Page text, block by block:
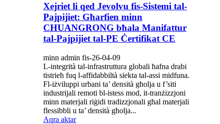
Xejriet li qed Jevolvu fis-Sistemi tal-
Pajpijiet: Għarfien minn
CHUANGRONG bħala Manifattur
tal-Pajpijiet tal-PE Ċertifikat CE
minn admin fis-26-04-09
L-integrità tal-infrastruttura globali ħafna drabi
tistrieħ fuq l-affidabbiltà siekta tal-assi midfuna.
Fl-iżviluppi urbani ta’ densità għolja u f’siti
industrijali remoti bl-istess mod, it-tranżizzjoni
minn materjali riġidi tradizzjonali għal materjali
flessibbli u ta’ densità għolja...
Aqra aktar